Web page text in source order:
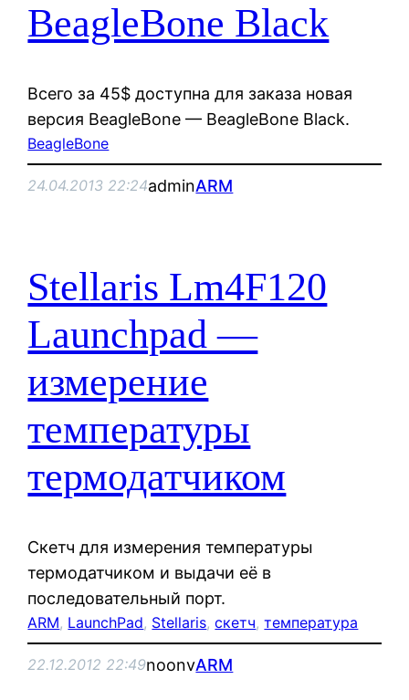
BeagleBone Black
Всего за 45$ доступна для заказа новая
версия BeagleBone — BeagleBone Black.
BeagleBone
24.04.2013 22:24adminARM
Stellaris Lm4F120
Launchpad —
измерение
температуры
термодатчиком
Скетч для измерения температуры
термодатчиком и выдачи её в
последовательный порт.
ARM, LaunchPad, Stellaris, скетч, температура
22.12.2012 22:49noonvARM